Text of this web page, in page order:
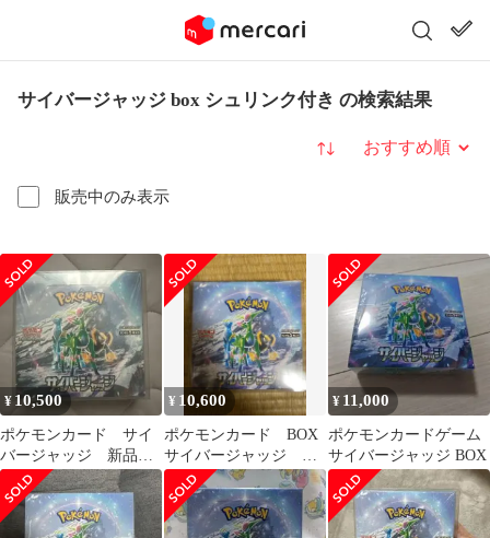
サイバージャッジ box シュリンク付き の検索結果
販売中のみ表示
並び替え
¥ 10,500
ポケモンカード サイ
バージャッジ 新品シ
ュリンク付き 1box
¥ 10,600
ポケモンカード BOX
サイバージャッジ シ
ュリンク付き
¥ 11,000
ポケモンカードゲーム
サイバージャッジ BOX